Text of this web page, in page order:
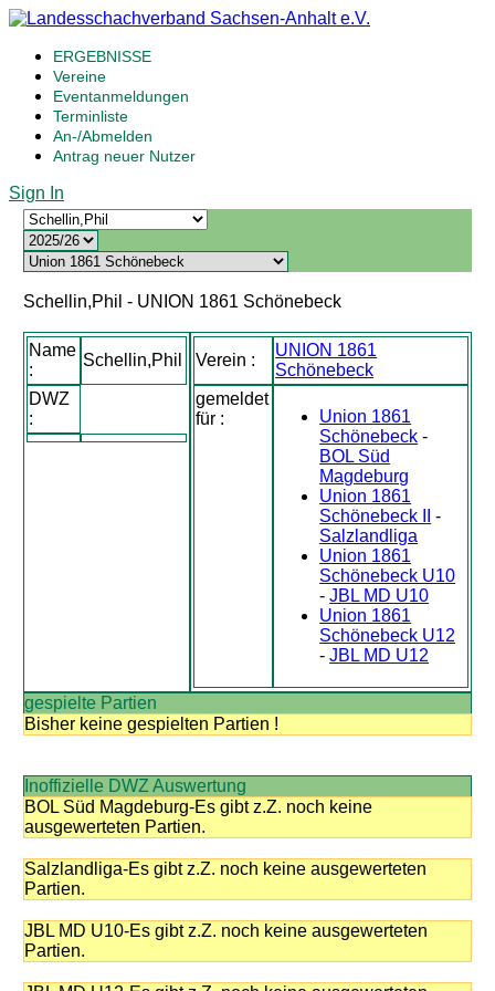
ERGEBNISSE
Vereine
Eventanmeldungen
Terminliste
An-/Abmelden
Antrag neuer Nutzer
Sign In
Schellin,Phil - UNION 1861 Schönebeck
Name
:
Schellin,Phil
DWZ
:
Verein :
UNION 1861
Schönebeck
gemeldet
für :
Union 1861
Schönebeck -
BOL Süd
Magdeburg
Union 1861
Schönebeck II
-
Salzlandliga
Union 1861
Schönebeck U10
-JBL MD U10
Union 1861
Schönebeck U12
-JBL MD U12
gespielte Partien
Bisher keine gespielten Partien !
Inoffizielle DWZ Auswertung
BOL Süd Magdeburg-Es gibt z.Z. noch keine
ausgewerteten Partien.
Salzlandliga-Es gibt z.Z. noch keine ausgewerteten
Partien.
JBL MD U10-Es gibt z.Z. noch keine ausgewerteten
Partien.